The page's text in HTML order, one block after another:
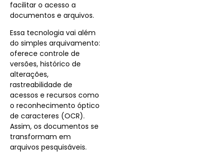
facilitar o acesso a
documentos e arquivos.
Essa tecnologia vai além
do simples arquivamento:
oferece controle de
versões, histórico de
alterações,
rastreabilidade de
acessos e recursos como
o reconhecimento óptico
de caracteres (OCR).
Assim, os documentos se
transformam em
arquivos pesquisáveis.